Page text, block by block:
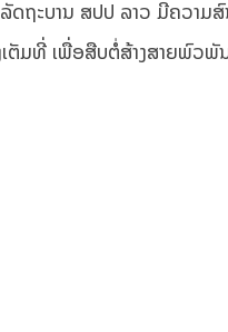
ດຖະບານ ສປປ ລາວ ມີຄວາມສົ
ຕັມທີ່ ເພື່ອສືບຕໍ່ສ້າງສາຍພົວພັ